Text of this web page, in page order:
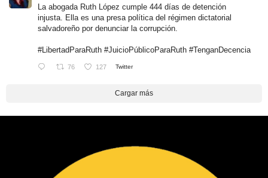
La abogada Ruth López cumple 444 días de detención
injusta. Ella es una presa política del régimen dictatorial
salvadoreño por denunciar la corrupción.
#LibertadParaRuth #JuicioPúblicoParaRuth #TenganDecencia
76 127 Twitter
Cargar más